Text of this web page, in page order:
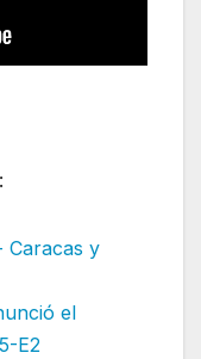
Caracas y
el
E2